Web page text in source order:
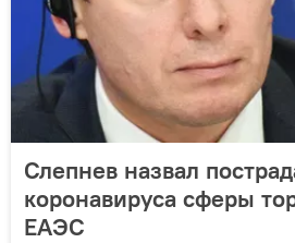
Слепнев назвал
коронавируса сферы
ЕАЭС